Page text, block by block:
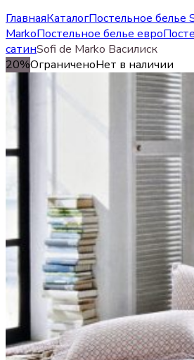
ГлавнаяКаталогПостельное белье
MarkoПостельное белье евро
сатинSofi de Marko Василиск
20%ОграниченоНет в наличии